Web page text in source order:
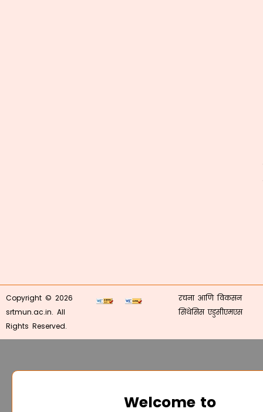
Copyright © 2026
srtmun.ac.in. All
Rights Reserved.
रचना आणि विकसन
सिंथेसिस एडुसीएमएस
Welcome to